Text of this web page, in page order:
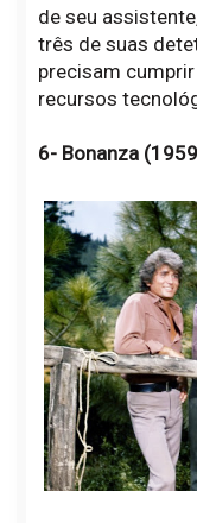
de seu
três de suas
precisam
recursos
6- Bonanza